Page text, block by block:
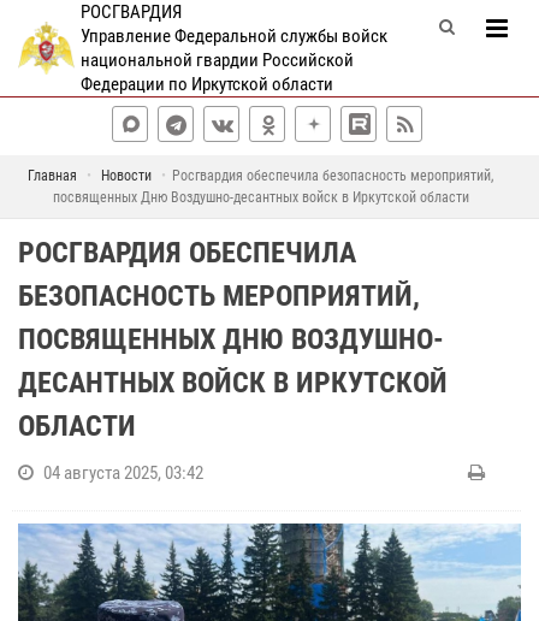
РОСГВАРДИЯ
Управление Федеральной службы войск
национальной гвардии Российской
Федерации по Иркутской области
Главная Новости
Росгвардия обеспечила безопасность мероприятий,
посвященных Дню Воздушно-десантных войск в Иркутской области
РОСГВАРДИЯ ОБЕСПЕЧИЛА
БЕЗОПАСНОСТЬ МЕРОПРИЯТИЙ,
ПОСВЯЩЕННЫХ ДНЮ ВОЗДУШНО-
ДЕСАНТНЫХ ВОЙСК В ИРКУТСКОЙ
ОБЛАСТИ
04 августа 2025, 03:42